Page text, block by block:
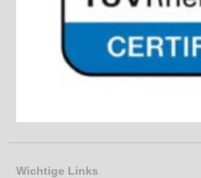
Wichtige Links